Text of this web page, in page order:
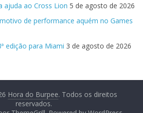
ajuda ao Cross Lion 5 de agosto de 2026
de performance aquém no Games
edição para Miami 3 de agosto de 2026
Hora do Burpee. Todos os direitos
reservados.